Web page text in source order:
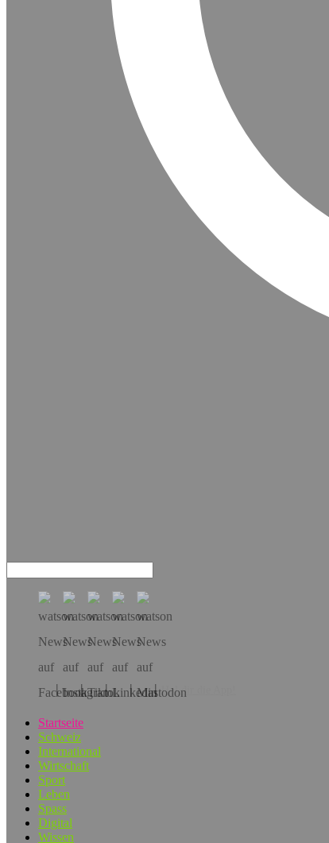
Hol dir die App!
Startseite
Schweiz
International
Wirtschaft
Sport
Leben
Spass
Digital
Wissen